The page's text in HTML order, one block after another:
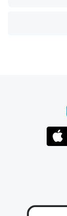
ちょうど同じ
回線代ほとん
─たまにLINEす